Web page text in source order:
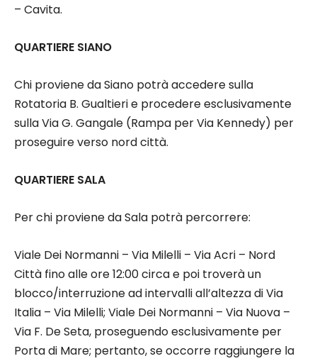
– Cavita.
QUARTIERE SIANO
Chi proviene da Siano potrà accedere sulla
Rotatoria B. Gualtieri e procedere esclusivamente
sulla Via G. Gangale (Rampa per Via Kennedy) per
proseguire verso nord città.
QUARTIERE SALA
Per chi proviene da Sala potrà percorrere:
Viale Dei Normanni – Via Milelli – Via Acri – Nord
Città fino alle ore 12:00 circa e poi troverà un
blocco/interruzione ad intervalli all’altezza di Via
Italia – Via Milelli; Viale Dei Normanni – Via Nuova –
Via F. De Seta, proseguendo esclusivamente per
Porta di Mare; pertanto, se occorre raggiungere la